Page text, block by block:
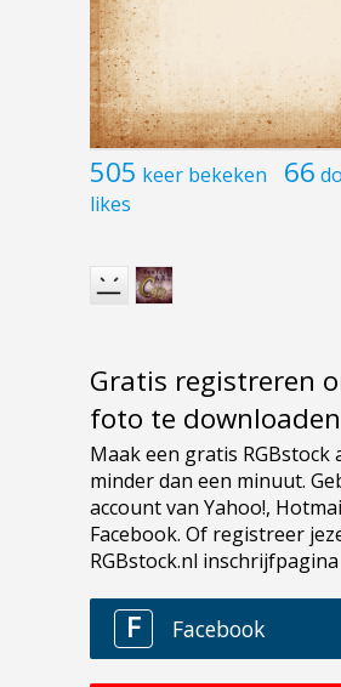
505 keer bekeken 66
likes
Gratis registreren
foto te downloaden